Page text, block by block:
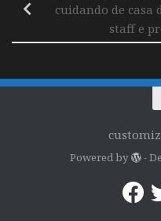
cuidando de casa
staff e
Powered by -